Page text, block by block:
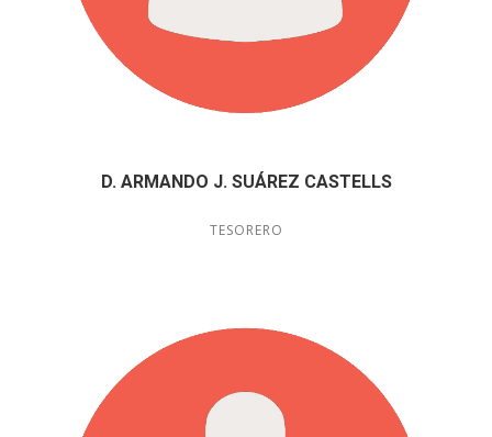
D. ARMANDO J. SUÁREZ CASTELLS
TESORERO